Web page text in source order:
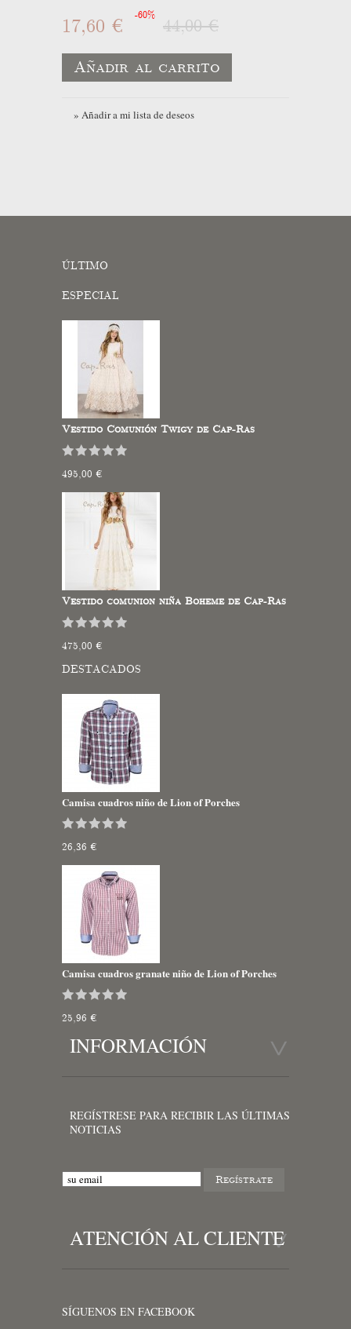
17,60 € -60%
44,00 €
Añadir al carrito
» Añadir a mi lista de deseos
ÚLTIMO
ESPECIAL
Vestido Comunión Twigy de Cap-Ras
495,00 €
Vestido comunion niña Boheme de Cap-Ras
475,00 €
DESTACADOS
Camisa cuadros niño de Lion of Porches
26,36 €
Camisa cuadros granate niño de Lion of Porches
25,96 €
INFORMACIÓN
REGÍSTRESE PARA RECIBIR LAS ÚLTIMAS
NOTICIAS
ATENCIÓN AL CLIENTE
SÍGUENOS EN FACEBOOK